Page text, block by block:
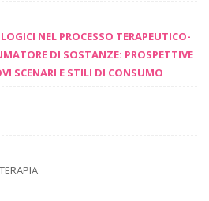
NEL PROCESSO TERAPEUTICO-
DI SOSTANZE: PROSPETTIVE
SCENARI E STILI DI CONSUMO